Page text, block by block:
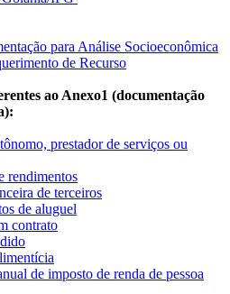
para Análise Socioeconômica
de Recurso
ao Anexo1 (documentação
prestador de serviços ou
rendimentos
de terceiros
de aluguel
contrato
de imposto de renda de pessoa